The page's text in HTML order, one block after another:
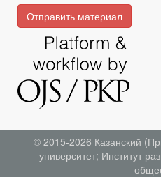
Отправить материал
© 2015-2026 Казанский
университет; Институт